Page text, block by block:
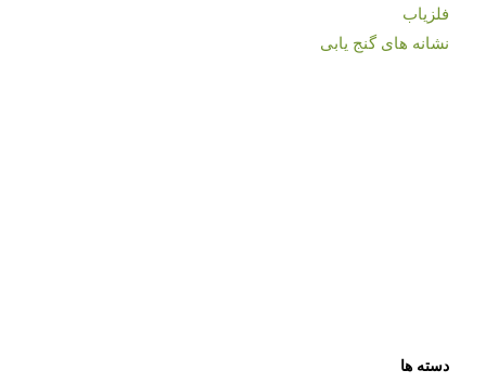
فلزیاب
نشانه های گنج یابی
دسته ها